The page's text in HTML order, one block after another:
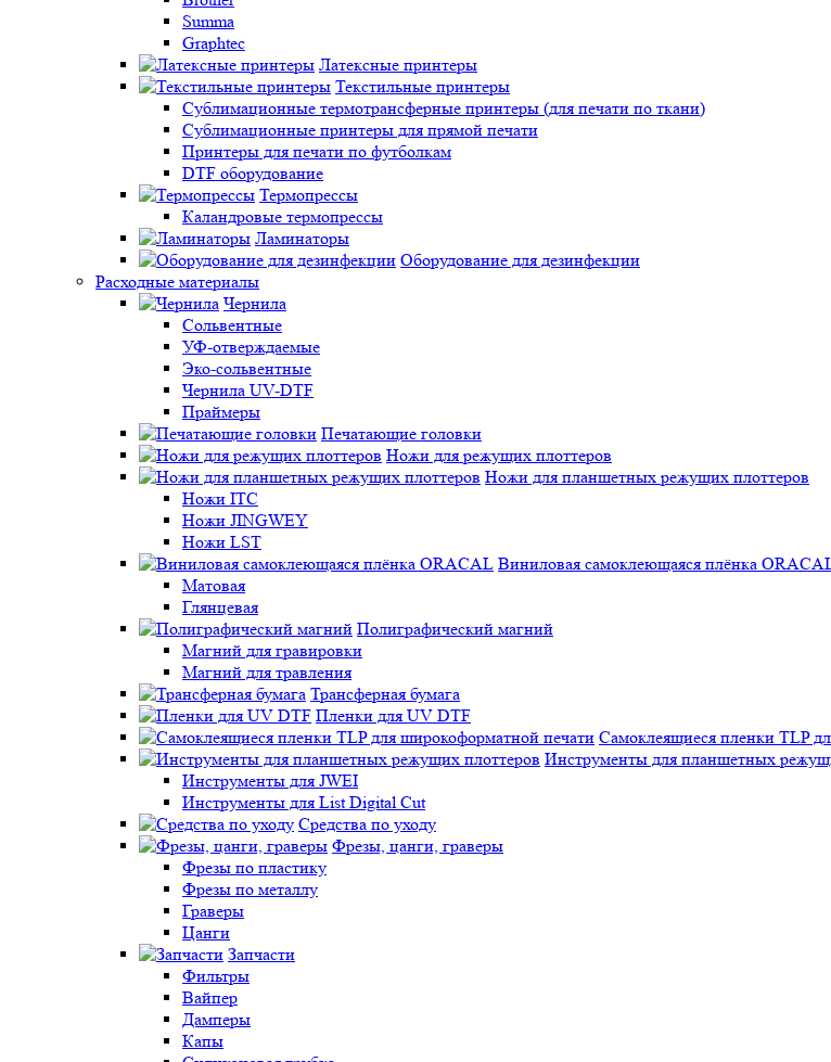
Summa
Graphtec
Латексные принтеры
Текстильные принтеры
Сублимационные термотрансферные принтеры (для печати по ткани)
Сублимационные принтеры для прямой печати
Принтеры для печати по футболкам
DTF оборудование
Термопрессы
Каландровые термопрессы
Ламинаторы
Оборудование для дезинфекции
Расходные материалы
Чернила
Сольвентные
УФ-отверждаемые
Эко-сольвентные
Чернила UV-DTF
Праймеры
Печатающие головки
Ножи для режущих плоттеров
Ножи для планшетных режущих плоттеров
Ножи ITC
Ножи JINGWEY
Ножи LST
Виниловая самоклеющаяся плёнка
Матовая
Глянцевая
Полиграфический магний
Магний для гравировки
Магний для травления
Трансферная бумага
Пленки для UV DTF
Самоклеящиеся пленки TLP
Инструменты для планшетных
Инструменты для JWEI
Инструменты для List Digital Cut
Средства по уходу
Фрезы, цанги, граверы
Фрезы по пластику
Фрезы по металлу
Граверы
Цанги
Запчасти
Фильтры
Вайпер
Дамперы
Капы